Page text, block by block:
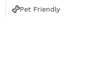
Pet Friendly